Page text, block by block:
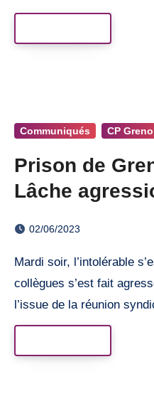
Communiqués CP
Prison de
Lâche
02/06/2023
Mardi soir, l’intolérable s’est produit. L’un de nos
collègues s’est fait
l’issue de la réunion